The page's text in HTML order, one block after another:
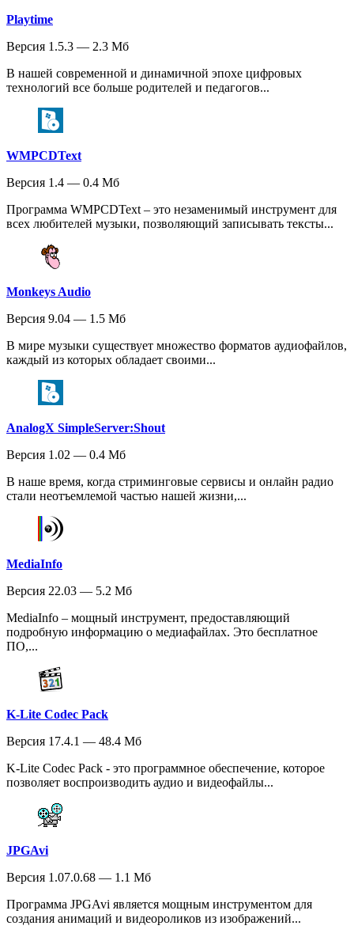
Playtime
Версия 1.5.3 — 2.3 Мб
В нашей современной и динамичной эпохе цифровых
технологий все больше родителей и педагогов...
WMPCDText
Версия 1.4 — 0.4 Мб
Программа WMPCDText – это незаменимый инструмент для
всех любителей музыки, позволяющий записывать тексты...
Monkeys Audio
Версия 9.04 — 1.5 Мб
В мире музыки существует множество форматов аудиофайлов,
каждый из которых обладает своими...
AnalogX SimpleServer:Shout
Версия 1.02 — 0.4 Мб
В наше время, когда стриминговые сервисы и онлайн радио
стали неотъемлемой частью нашей жизни,...
MediaInfo
Версия 22.03 — 5.2 Мб
MediaInfo – мощный инструмент, предоставляющий
подробную информацию о медиафайлах. Это бесплатное
ПО,...
K-Lite Codec Pack
Версия 17.4.1 — 48.4 Мб
K-Lite Codec Pack - это программное обеспечение, которое
позволяет воспроизводить аудио и видеофайлы...
JPGAvi
Версия 1.07.0.68 — 1.1 Мб
Программа JPGAvi является мощным инструментом для
создания анимаций и видеороликов из изображений...